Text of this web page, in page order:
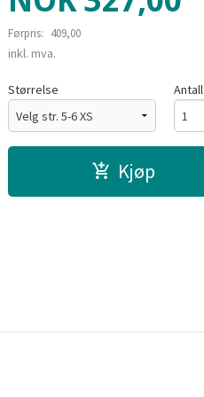
Førpris: 409,00
Rabatt
inkl. mva.
Størrelse Antall
Kjøp